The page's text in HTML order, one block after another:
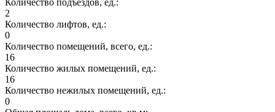
2
Количество лифтов, ед.:
0
Количество помещений, всего, ед.:
16
Количество жилых помещений, ед.:
16
Количество нежилых помещений, ед.:
0